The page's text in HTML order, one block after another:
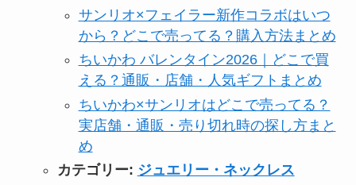
サンリオ×フェイラー新作コラボはいつ
から？どこで売ってる？購入方法まとめ
ちいかわ バレンタイン2026｜どこで買
える？通販・店舗・人気ギフトまとめ
ちいかわ×サンリオはどこで売ってる？
実店舗・通販・売り切れ時の探し方まと
め
カテゴリー: ジュエリー・ネックレス